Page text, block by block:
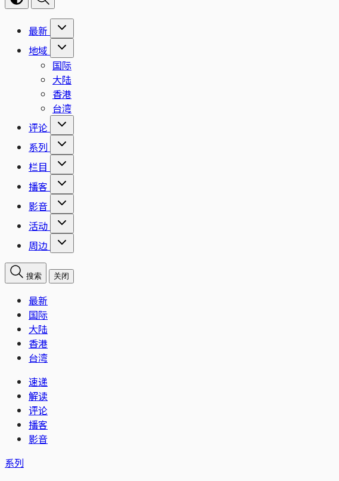
最新
地域
国际
大陆
香港
台湾
评论
系列
栏目
播客
影音
活动
周边
搜索 关闭
最新
国际
大陆
香港
台湾
速递
解读
评论
播客
影音
系列